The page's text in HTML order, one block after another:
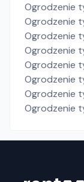
Ogrodzenie
Ogrodzenie
Ogrodzenie
Ogrodzenie
Ogrodzenie
Ogrodzenie
Ogrodzenie
Ogrodzenie